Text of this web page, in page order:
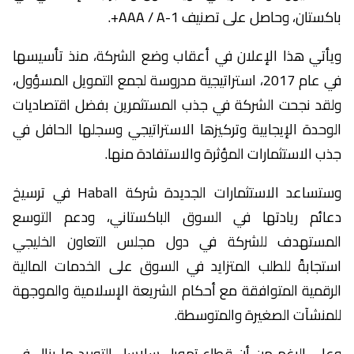
باكستان، وحاصل على تصنيف AAA / A-1+.
ويأتي هذا الإعلان في أعقاب وضع الشركة، منذ تأسيسها
في عام 2017، استراتيجية مدروسة لجمع التمويل المسؤول،
ولقد نجحت الشركة في جذب المستثمرين بفضل اقتصاديات
الوحدة الإيجابية وتركيزها الاستراتيجي وسجلها الحافل في
جذب الاستثمارات المؤثرة والاستفادة منها.
وستساعد الاستثمارات الجديدة شركة Haball في ترسيخ
دعائم ريادتها في السوق الباكستاني، ودعم التوسع
المستهدف للشركة في دول مجلس التعاون الخليجي
استجابةً للطلب المتزايد في السوق على الخدمات المالية
الرقمية المتوافقة مع أحكام الشريعة الإسلامية والموجهة
للمنشآت الصغيرة والمتوسطة.